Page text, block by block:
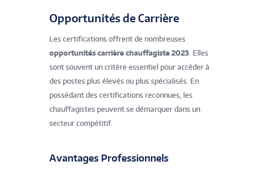
Opportunités de Carrière
Les certifications offrent de nombreuses
opportunités carrière chauffagiste 2023 . Elles
sont souvent un critère essentiel pour accéder à
des postes plus élevés ou plus spécialisés. En
possédant des certifications reconnues, les
chauffagistes peuvent se démarquer dans un
secteur compétitif.
Avantages Professionnels